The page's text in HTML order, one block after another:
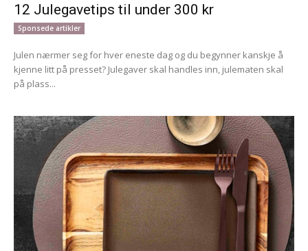
12 Julegavetips til under 300 kr
Sponsede artikler
Julen nærmer seg for hver eneste dag og du begynner kanskje å
kjenne litt på presset? Julegaver skal handles inn, julematen skal
på plass...